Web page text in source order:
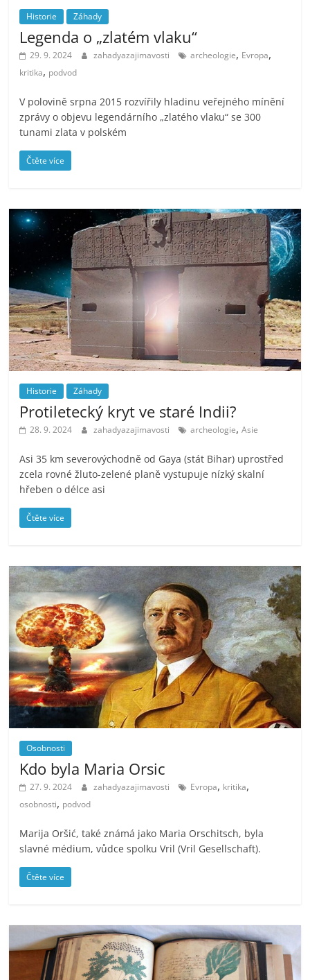
Historie Záhady
Legenda o „zlatém vlaku“
29. 9. 2024 zahadyazajimavosti archeologie, Evropa,
kritika, podvod
V polovině srpna 2015 rozvířily hladinu veřejného mínění
zprávy o objevu legendárního „zlatého vlaku“ se 300
tunami zlata v polském
Čtěte více
Historie Záhady
Protiletecký kryt ve staré Indii?
28. 9. 2024 zahadyazajimavosti archeologie,Asie
Asi 35 km severovýchodně od Gaya (stát Bihar) uprostřed
zcela rovné žluto-zelené planě vystupuje nízký skalní
hřeben o délce asi
Čtěte více
Osobnosti
Kdo byla Maria Orsic
27. 9. 2024 zahadyazajimavosti Evropa, kritika,
osobnosti, podvod
Marija Oršić, také známá jako Maria Orschitsch, byla
slavné médium, vůdce spolku Vril (Vril Gesellschaft).
Čtěte více